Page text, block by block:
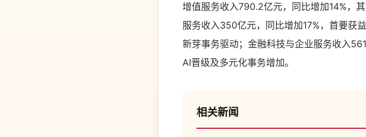
增值服务收入790.2亿元，同比增加14%，
服务收入350亿元，同比增加17%，首要获
新芽事务驱动；金融科技与企业服务收入
AI晋级及多元化事务增加。
相关新闻